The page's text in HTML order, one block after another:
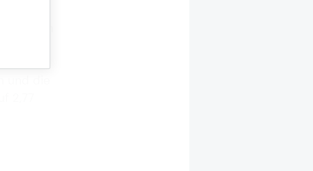
auch
beim
Mrd.